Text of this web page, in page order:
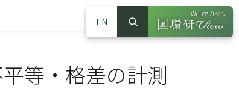
EN
サイト内検索
検索
Webマガジン
（別ウインドウ
等・格差の計測